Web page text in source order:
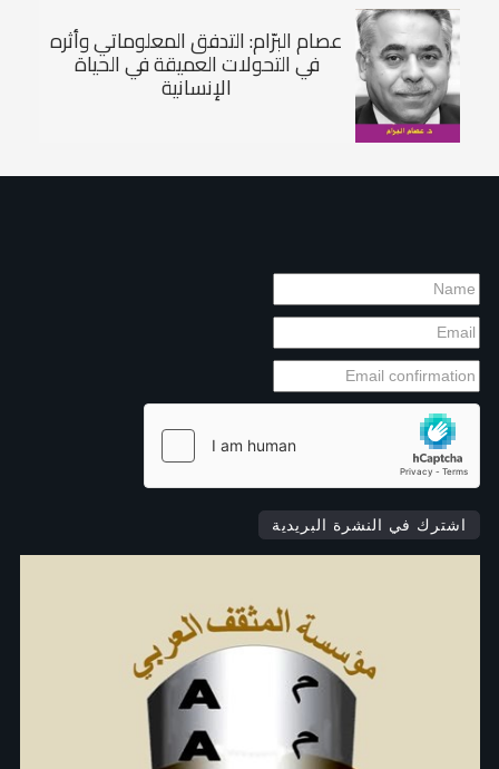
عصام البرّام: التدفق المعلوماتي وأثره
في التحولات العميقة في الحياة
الإنسانية
اشترك في النشرة البريدية